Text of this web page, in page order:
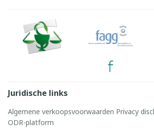
Juridische links
Algemene verkoopsvoorwaarden Privacy
ODR-platform